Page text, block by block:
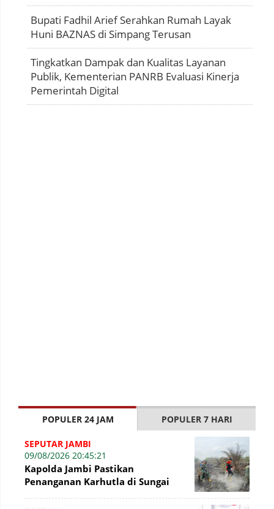
Bupati Fadhil Arief Serahkan Rumah Layak
Huni BAZNAS di Simpang Terusan
Tingkatkan Dampak dan Kualitas Layanan
Publik, Kementerian PANRB Evaluasi Kinerja
Pemerintah Digital
POPULER 24 JAM POPULER 7 HARI
SEPUTAR JAMBI
09/08/2026 20:45:21
Kapolda Jambi Pastikan
Penanganan Karhutla di Sungai